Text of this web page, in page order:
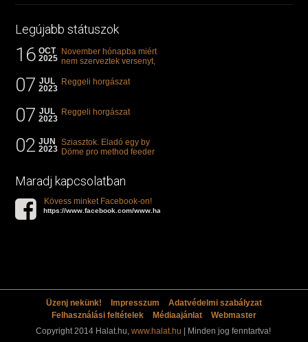
Legújabb státuszok
16 OCT
2025
November hónapba miért
nem szerveztek versenyt,
"kárászos"...
07 JUL
2023
Reggeli horgászat
07 JUL
2023
Reggeli horgászat
02 JUN
2023
Sziasztok. Eladó egy by
Döme pro method feeder
Maradj kapcsolatban
Kövess minket Facebook-on!
https://www.facebook.com/www.halat.hu
Üzenj nekünk! Impresszum
Adatvédelmi szabályzat
Felhasználási feltételek
Médiaajánlat
Webmaster
Copyright 2014 Halat.hu, www.halat.hu | Minden jog fenntartva!